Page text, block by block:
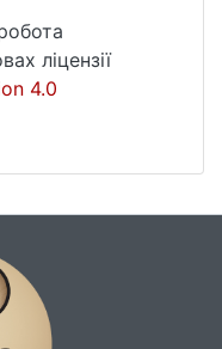
Від
Білецький //
– К., 1960.
історії та
і Риму. –
2012. – 340 с.
ліцензії
4.0